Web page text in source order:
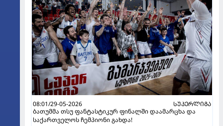
08:01/29-05-2026
ᲡᲣᲞᲔᲠᲚᲘᲒᲐ
ბათუმმა თსუ ფანტასტიკურ ფინალში დაამარცხა და
საქართველოს ჩემპიონი გახდა!